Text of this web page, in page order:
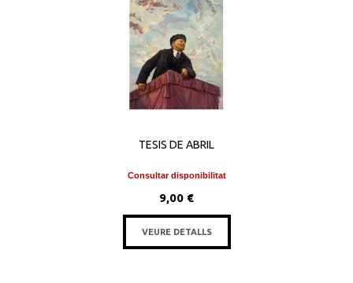
TESIS DE ABRIL
Consultar disponibilitat
9,00 €
VEURE DETALLS